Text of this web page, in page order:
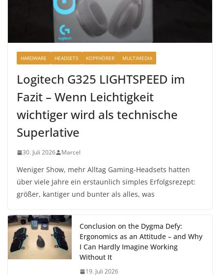
HARDWARE HEADSETS KOPFHÖRER MULTIMEDIA
Logitech G325 LIGHTSPEED im
Fazit – Wenn Leichtigkeit
wichtiger wird als technische
Superlative
30. Juli 2026 Marcel
Weniger Show, mehr Alltag Gaming-Headsets hatten
über viele Jahre ein erstaunlich simples Erfolgsrezept:
größer, kantiger und bunter als alles, was
Conclusion on the Dygma Defy:
Ergonomics as an Attitude – and Why
I Can Hardly Imagine Working
Without It
19. Juli 2026